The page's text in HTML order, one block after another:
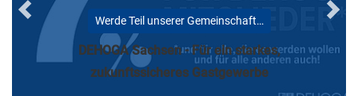
Werde Teil unserer Gemeinschaft…
DEHOGA Sachsen - Für ein starkes,
zukunftssicheres Gastgewerbe
Previous Next